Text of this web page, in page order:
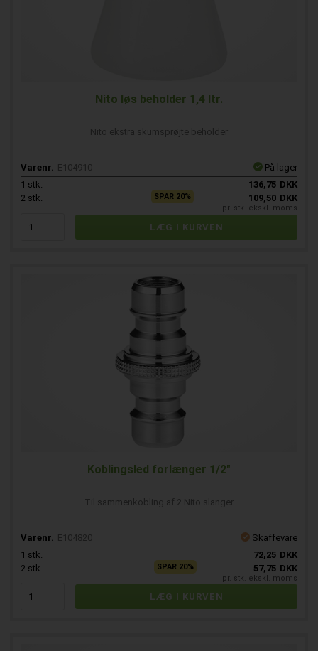
Nito løs beholder 1,4 ltr.
Nito ekstra skumsprøjte beholder
Varenr. E104910
På lager
1 stk. 136,75 DKK
2 stk. SPAR 20% 109,50 DKK
pr. stk. ekskl. moms
Koblingsled forlænger 1/2"
Til sammenkobling af 2 Nito slanger
Varenr. E104820
Skaffevare
1 stk. 72,25 DKK
2 stk. SPAR 20% 57,75 DKK
pr. stk. ekskl. moms